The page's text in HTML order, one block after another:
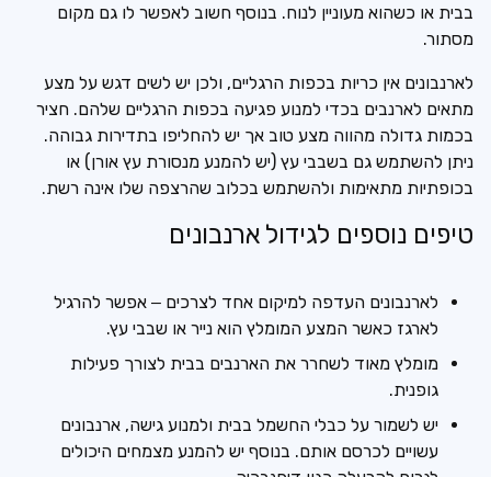
בבית או כשהוא מעוניין לנוח. בנוסף חשוב לאפשר לו גם מקום
מסתור.
לארנבונים אין כריות בכפות הרגליים, ולכן יש לשים דגש על מצע
מתאים לארנבים בכדי למנוע פגיעה בכפות הרגליים שלהם. חציר
בכמות גדולה מהווה מצע טוב אך יש להחליפו בתדירות גבוהה.
ניתן להשתמש גם בשבבי עץ (יש להמנע מנסורת עץ אורן) או
בכופתיות מתאימות ולהשתמש בכלוב שהרצפה שלו אינה רשת.
טיפים נוספים לגידול ארנבונים
לארנבונים העדפה למיקום אחד לצרכים – אפשר להרגיל
לארגז כאשר המצע המומלץ הוא נייר או שבבי עץ.
מומלץ מאוד לשחרר את הארנבים בבית לצורך פעילות
גופנית.
יש לשמור על כבלי החשמל בבית ולמנוע גישה, ארנבונים
עשויים לכרסם אותם. בנוסף יש להמנע מצמחים היכולים